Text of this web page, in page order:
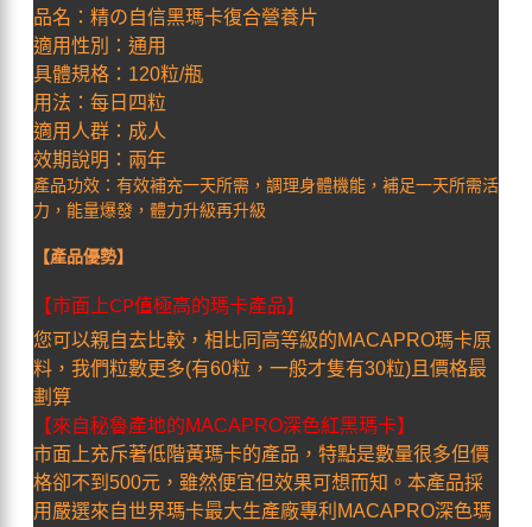
品名：精の自信黑瑪卡復合營養片
適用性別：通用
具體規格：120粒/瓶
用法：每日四粒
適用人群：成人
效期說明：兩年
產品功效： 有效補充一天所需， 調理身體機能， 補足一天所需活
力，能量爆發，體力升級再升級
【產品優勢】
【市面上CP值極高的瑪卡產品】
您可以親自去比較，相比同高等級的MACAPRO瑪卡原
料，我們粒數更多(有60粒，一般才隻有30粒)且價格最
劃算
【來自秘魯產地的MACAPRO深色紅黑瑪卡】
市面上充斥著低階黃瑪卡的產品，特點是數量很多但價
格卻不到500元，雖然便宜但效果可想而知。本產品採
用嚴選來自世界瑪卡最大生產廠專利MACAPRO深色瑪